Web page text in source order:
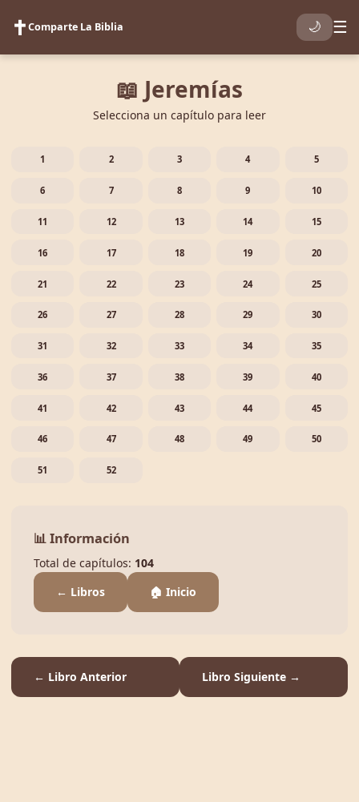
✝️Comparte La Biblia 🌙 ☰
📖 Jeremías
Selecciona un capítulo para leer
1 2 3 4 5
6 7 8 9 10
11 12 13 14 15
16 17 18 19 20
21 22 23 24 25
26 27 28 29 30
31 32 33 34 35
36 37 38 39 40
41 42 43 44 45
46 47 48 49 50
51 52
📊 Información
Total de capítulos: 104
← Libros
🏠 Inicio
← Libro Anterior Libro Siguiente →